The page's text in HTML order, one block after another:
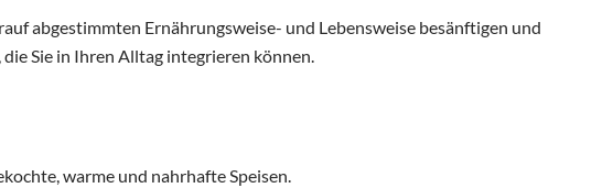
abgestimmten Ernährungsweise- und Lebensweise besänftigen und
Sie in Ihren Alltag integrieren können.
warme und nahrhafte Speisen.